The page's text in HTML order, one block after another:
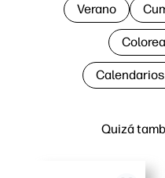
Quizá
Verano